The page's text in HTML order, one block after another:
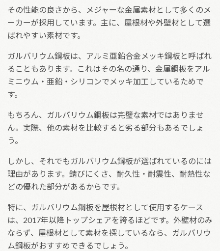
その性能の良さから、メジャーな金属素材として多くのメ
ーカーが採用しています。主に、屋根材や外壁材として選
ばれやすい素材です。
ガルバリウム鋼板は、アルミ亜鉛合金メッキ鋼板と呼ばれ
ることもあります。これはその名の通り、金属鋼板をアル
ミニウム・亜鉛・シリコンでメッキ加工しているためで
す。
もちろん、ガルバリウム鋼板は完璧な素材ではありませ
ん。実際、他の素材を比較すると劣る部分もあるでしょ
う。
しかし、それでもガルバリウム鋼板が選ばれているのには
理由があります。錆びにくさ、耐久性・耐震性、耐熱性な
どの優れた部分があるからです。
特に、ガルバリウム鋼板を屋根材として使用するケース
は、2017年以降トップシェアを誇るほどです。外壁材のみ
ならず、屋根材として素材を探しているなら、ガルバリウ
ム鋼板がおすすめできるでしょう。